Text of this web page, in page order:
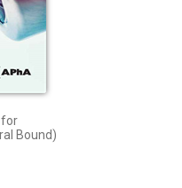
for
Bound)